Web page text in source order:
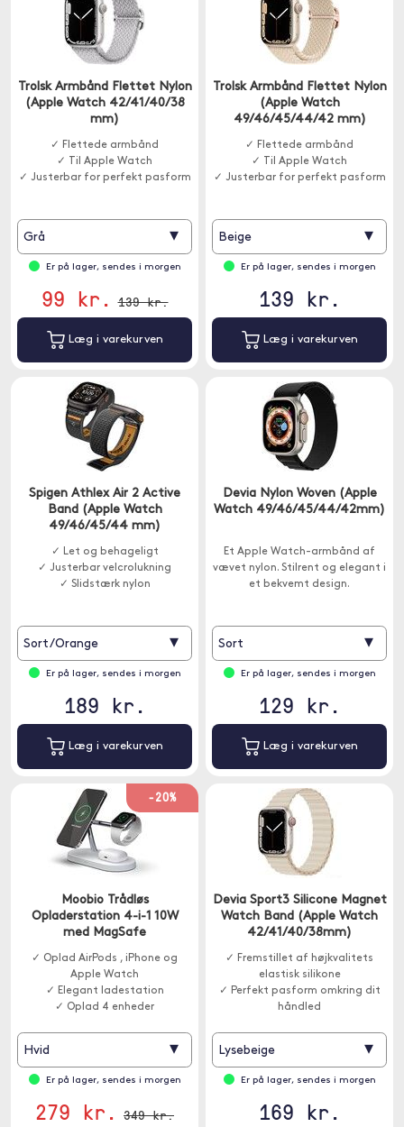
Trolsk Armbånd Flettet Nylon
(Apple Watch 42/41/40/38
mm)
✓ Flettede armbånd
✓ Til Apple Watch
✓ Justerbar for perfekt pasform
Grå ▾
Er på lager, sendes i morgen
99 kr. 139 kr.
Læg i varekurven
Trolsk Armbånd Flettet Nylon
(Apple Watch
49/46/45/44/42 mm)
✓ Flettede armbånd
✓ Til Apple Watch
✓ Justerbar for perfekt pasform
Beige ▾
Er på lager, sendes i morgen
139 kr.
Læg i varekurven
Spigen Athlex Air 2 Active
Band (Apple Watch
49/46/45/44 mm)
✓ Let og behageligt
✓ Justerbar velcrolukning
✓ Slidstærk nylon
Sort/Orange ▾
Er på lager, sendes i morgen
189 kr.
Læg i varekurven
Devia Nylon Woven (Apple
Watch 49/46/45/44/42mm)
Et Apple Watch-armbånd af
vævet nylon. Stilrent og elegant i
et bekvemt design.
Sort ▾
Er på lager, sendes i morgen
129 kr.
Læg i varekurven
-20%
Moobio Trådløs
Opladerstation 4-i-1 10W
med MagSafe
✓ Oplad AirPods , iPhone og
Apple Watch
✓ Elegant ladestation
✓ Oplad 4 enheder
Hvid ▾
Er på lager, sendes i morgen
279 kr. 349 kr.
Devia Sport3 Silicone Magnet
Watch Band (Apple Watch
42/41/40/38mm)
✓ Fremstillet af højkvalitets
elastisk silikone
✓ Perfekt pasform omkring dit
håndled
Lysebeige ▾
Er på lager, sendes i morgen
169 kr.